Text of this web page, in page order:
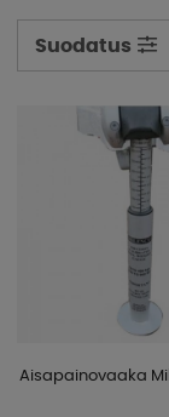
Suodatus
Aisapainovaaka